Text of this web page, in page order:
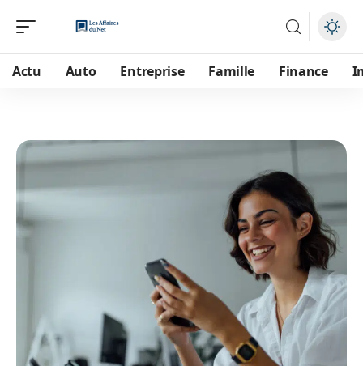
Actu Auto Entreprise Famille Finance